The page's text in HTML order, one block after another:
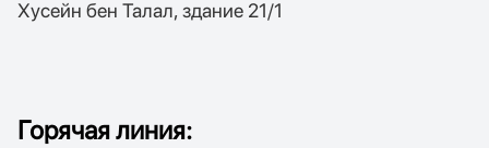
Хусейн бен Талал, здание 21/1
Горячая линия: